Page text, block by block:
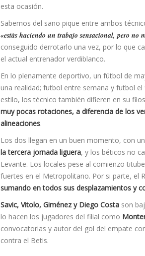
esta ocasión.
Sabemos del sano pique entre ambos
«estás haciendo un trabajo sensacional, pero no
conseguido derrotarlo una vez, por lo que
el actual entrenador verdiblanco.
En lo plenamente deportivo, un fútbol de
una realidad; futbol entre semana y futbol
estilo, los técnico también difieren en su
muy pocas rotaciones, a diferencia de los
alineaciones.
Los dos llegan en un buen momento, con
la tercera jornada liguera, y los béticos no
Levante. Los locales pese al comienzo
fuertes en el Metropolitano. Por si parte, el
sumando en todos sus desplazamientos y
Savic, Vitolo, Giménez y Diego Costa son
lo hacen los jugadores del filial como
convocatorias y autor del gol del empate
contra el Betis.